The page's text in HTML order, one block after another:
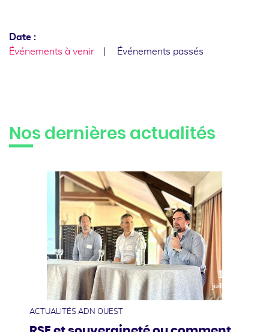
Date :
Événements à venir
Événements passés
Nos dernières actualités
10
juillet
ACTUALITÉS ADN OUEST